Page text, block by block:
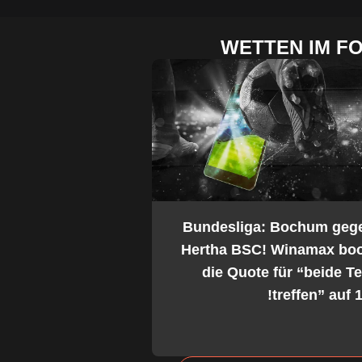
WETTEN IM
2. Bundesliga: Bochum
Hertha BSC! Winamax
die Quote für “beide
treffen” auf